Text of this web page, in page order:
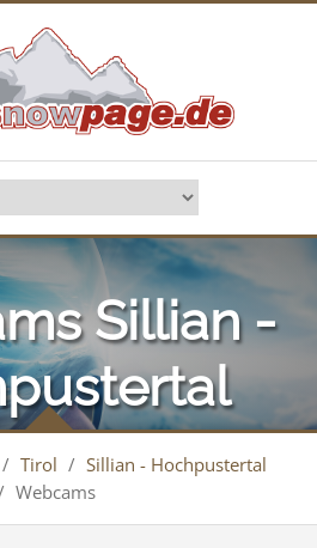
Sillian -
/ Tirol / Sillian - Hochpustertal
Webcams